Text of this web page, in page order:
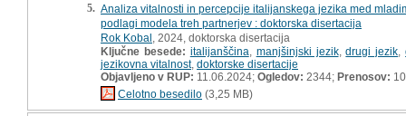
5. Analiza vitalnosti in percepcije italijanskega jezika med
podlagi modela treh partnerjev : doktorska disertacija
Rok Kobal , 2024, doktorska disertacija
Ključne besede: italijanščina manjšinjski jezik,drugi jezik ,
jezikovna vitalnost, doktorske disertacije
Objavljeno v RUP: 11.06.2024; Ogledov: 2344; Prenosov:
Celotno besedilo (3,25 MB)